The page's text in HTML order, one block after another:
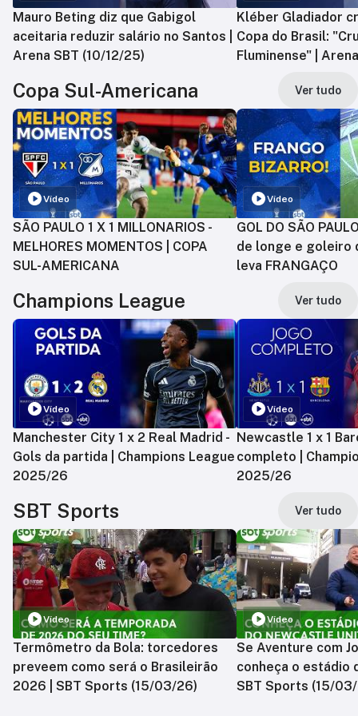
Mauro Beting diz que Gabigol
aceitaria reduzir salário no Santos |
Arena SBT (10/12/25)
Kléber Gladiador
Copa do Brasil:
Fluminense" |
Copa Sul-Americana Ver tudo
Vídeo
SÃO PAULO 1 X 1 MILLONARIOS -
MELHORES MOMENTOS | COPA
SUL-AMERICANA
Vídeo
GOL DO SÃO
de longe e goleiro
leva FRANGAÇO
Champions League Ver tudo
Vídeo
Manchester City 1 x 2 Real Madrid -
Gols da partida | Champions League
2025/26
Vídeo
Newcastle 1 x 1
completo |
2025/26
SBT Sports Ver tudo
Vídeo
Termômetro da Bola: torcedores
preveem como será o Brasileirão
2026 | SBT Sports (15/03/26)
Vídeo
Se Aventure com
conheça o estádio
SBT Sports (15/